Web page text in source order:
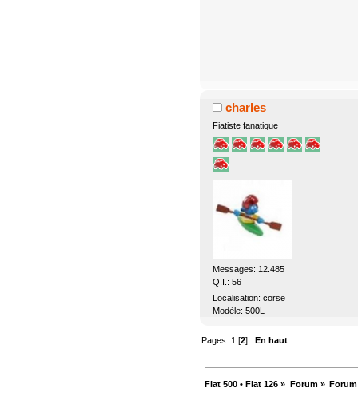
charles
Fiatiste fanatique
Messages: 12.485
Q.I.: 56
Localisation: corse
Modèle: 500L
Pages: 1 [2]En haut
Fiat 500 • Fiat 126 » Forum»